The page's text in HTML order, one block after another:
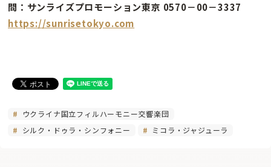
問：サンライズプロモーション東京 0570－00－3337
https://sunrisetokyo.com
ウクライナ国立フィルハーモニー交響楽団
シルク・ドゥラ・シンフォニー
ミコラ・ジャジューラ